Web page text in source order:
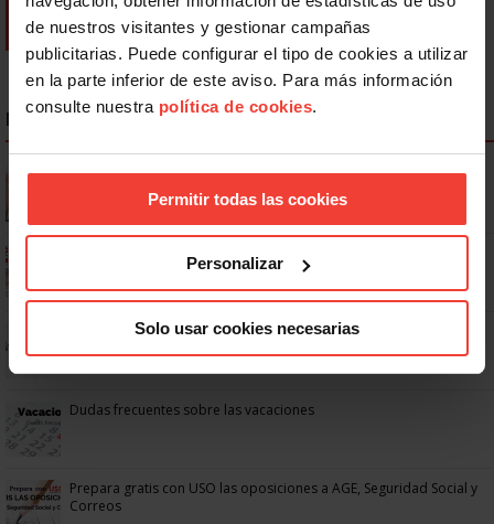
de nuestros visitantes y gestionar campañas
publicitarias. Puede configurar el tipo de cookies a utilizar
en la parte inferior de este aviso. Para más información
consulte nuestra política de cookies.
Permitir todas las cookies
Personalizar
Solo usar cookies necesarias
NOTICIAS MÁS LEÍDAS
Se actualizan las patologías para acceder a la jubilación
anticipada por discapacidad
Ya os podéis descargar la app de USO
No: si un festivo cae en sábado, no tienen por qué darte un día
Dudas frecuentes sobre las vacaciones
Prepara gratis con USO las oposiciones a AGE, Seguridad Social y
Correos